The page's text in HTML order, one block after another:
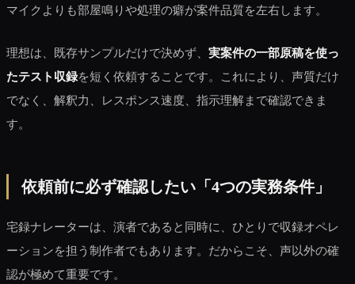
マイクよりも部屋鳴りや処理の癖が案件品質を左右します。
理想は、既存サンプルだけで決めず、 実案件の一部原稿を使っ
たテスト収録を短く依頼することです。これにより、声質だけ
でなく、解釈力、レスポンス速度、指示理解まで確認できま
す。
依頼前に必ず確認したい「4つの実務条件」
宅録ナレーターは、演者であると同時に、ひとりで収録オペレ
ーションを担う制作者でもあります。だからこそ、声以外の確
認が極めて重要です。